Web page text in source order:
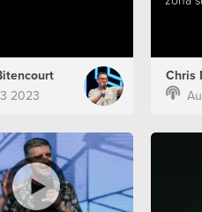
2023
Chris